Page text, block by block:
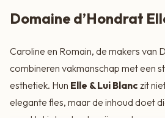
Domaine d’Hondrat
Caroline en Romain, de makers van
combineren vakmanschap met een
esthetiek. Hun Elle & Lui Blanczit
elegante fles, maar de inhoud doet